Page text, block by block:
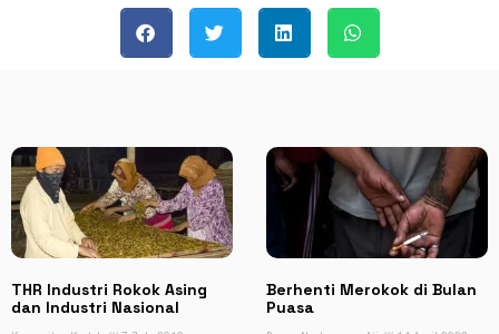
THR Industri Rokok Asing
dan Industri Nasional
Berhenti Merokok di Bulan
Puasa